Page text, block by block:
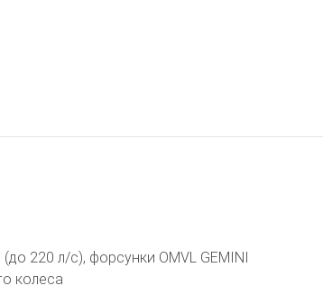
220 л/с), форсунки OMVL GEMINI
колеса